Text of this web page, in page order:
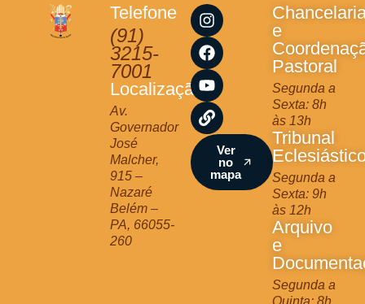
Telefone
(91)
3215-
7001
Localização
Av.
Governador
José
Malcher,
915 –
Nazaré
Belém –
PA, 66055-
260
I
n
s
t
a
g
r
a
m
F
a
c
e
b
o
o
k
Y
o
u
t
u
b
e
L
i
n
k
Ver
no
mapa
e
Pastoral
Segunda a
Sexta: 8h
às 13h
Tribunal
Segunda a
Sexta: 9h
às 12h
Arquivo
e
Segunda a
Quinta: 8h